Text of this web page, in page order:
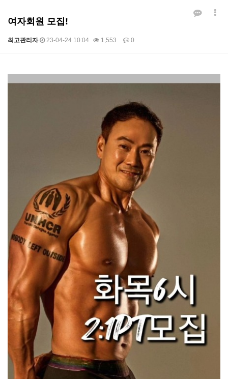
여자회원 모집!
최고관리자 23-04-24 10:04 1,553 0